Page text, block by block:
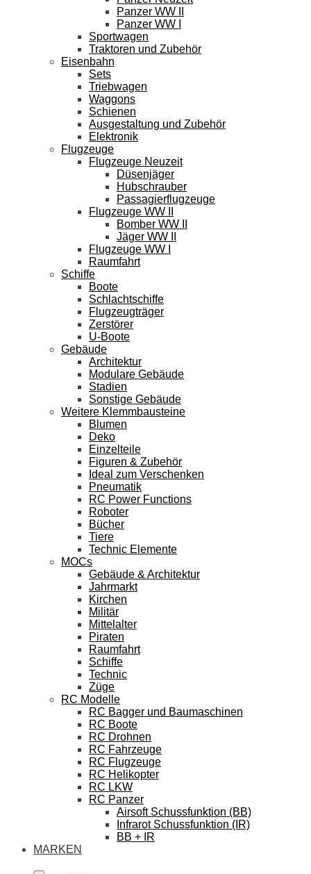
Panzer WW II
Panzer WW I
Sportwagen
Traktoren und Zubehör
Eisenbahn
Sets
Triebwagen
Waggons
Schienen
Ausgestaltung und Zubehör
Elektronik
Flugzeuge
Flugzeuge Neuzeit
Düsenjäger
Hubschrauber
Passagierflugzeuge
Flugzeuge WW II
Bomber WW II
Jäger WW II
Flugzeuge WW I
Raumfahrt
Schiffe
Boote
Schlachtschiffe
Flugzeugträger
Zerstörer
U-Boote
Gebäude
Architektur
Modulare Gebäude
Stadien
Sonstige Gebäude
Weitere Klemmbausteine
Blumen
Deko
Einzelteile
Figuren & Zubehör
Ideal zum Verschenken
Pneumatik
RC Power Functions
Roboter
Bücher
Tiere
Technic Elemente
MOCs
Gebäude & Architektur
Jahrmarkt
Kirchen
Militär
Mittelalter
Piraten
Raumfahrt
Schiffe
Technic
Züge
RC Modelle
RC Bagger und Baumaschinen
RC Boote
RC Drohnen
RC Fahrzeuge
RC Flugzeuge
RC Helikopter
RC LKW
RC Panzer
Airsoft Schussfunktion (BB)
Infrarot Schussfunktion (IR)
BB + IR
MARKEN